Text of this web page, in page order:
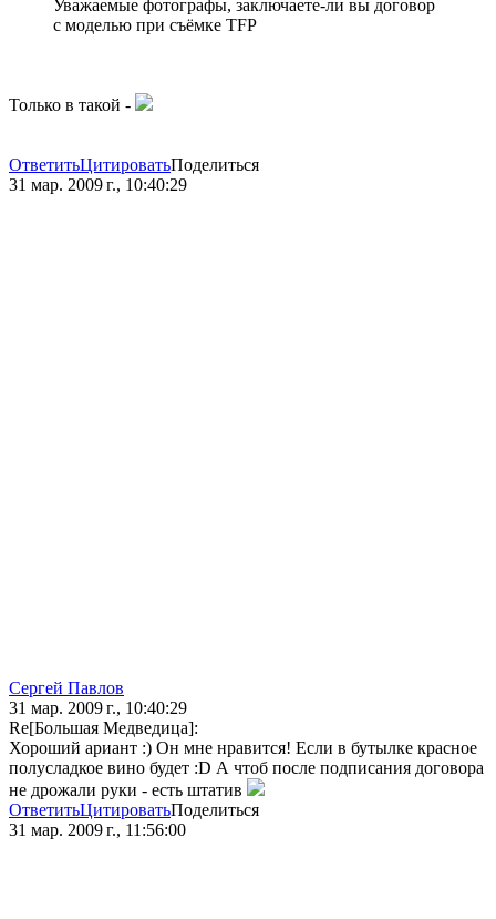
Уважаемые фотографы, заключаете-ли вы договор
с моделью при съёмке TFP
Только в такой -
ОтветитьЦитироватьПоделиться
31 мар. 2009 г., 10:40:29
Сергей Павлов
31 мар. 2009 г., 10:40:29
Re[Большая Медведица]:
Хороший ариант :) Он мне нравится! Если в бутылке красное
полусладкое вино будет :D А чтоб после подписания договора
не дрожали руки - есть штатив
ОтветитьЦитироватьПоделиться
31 мар. 2009 г., 11:56:00